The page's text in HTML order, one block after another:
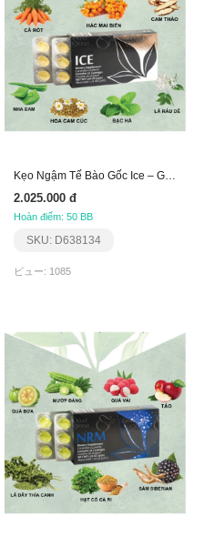
Kẹo Ngậm Tế Bào Gốc Ice – Giảm Ợ Chua Đau Dạ Dày A
2.025.000 đ
Hoàn điểm: 50 BB
SKU: D638134
ビュー: 1085